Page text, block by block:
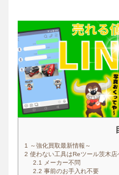
1
～強化買取最新情報～
2 使わない工具はReツール茨木店
2.1
メーカー不問
2.2 事前のお手入れ不要